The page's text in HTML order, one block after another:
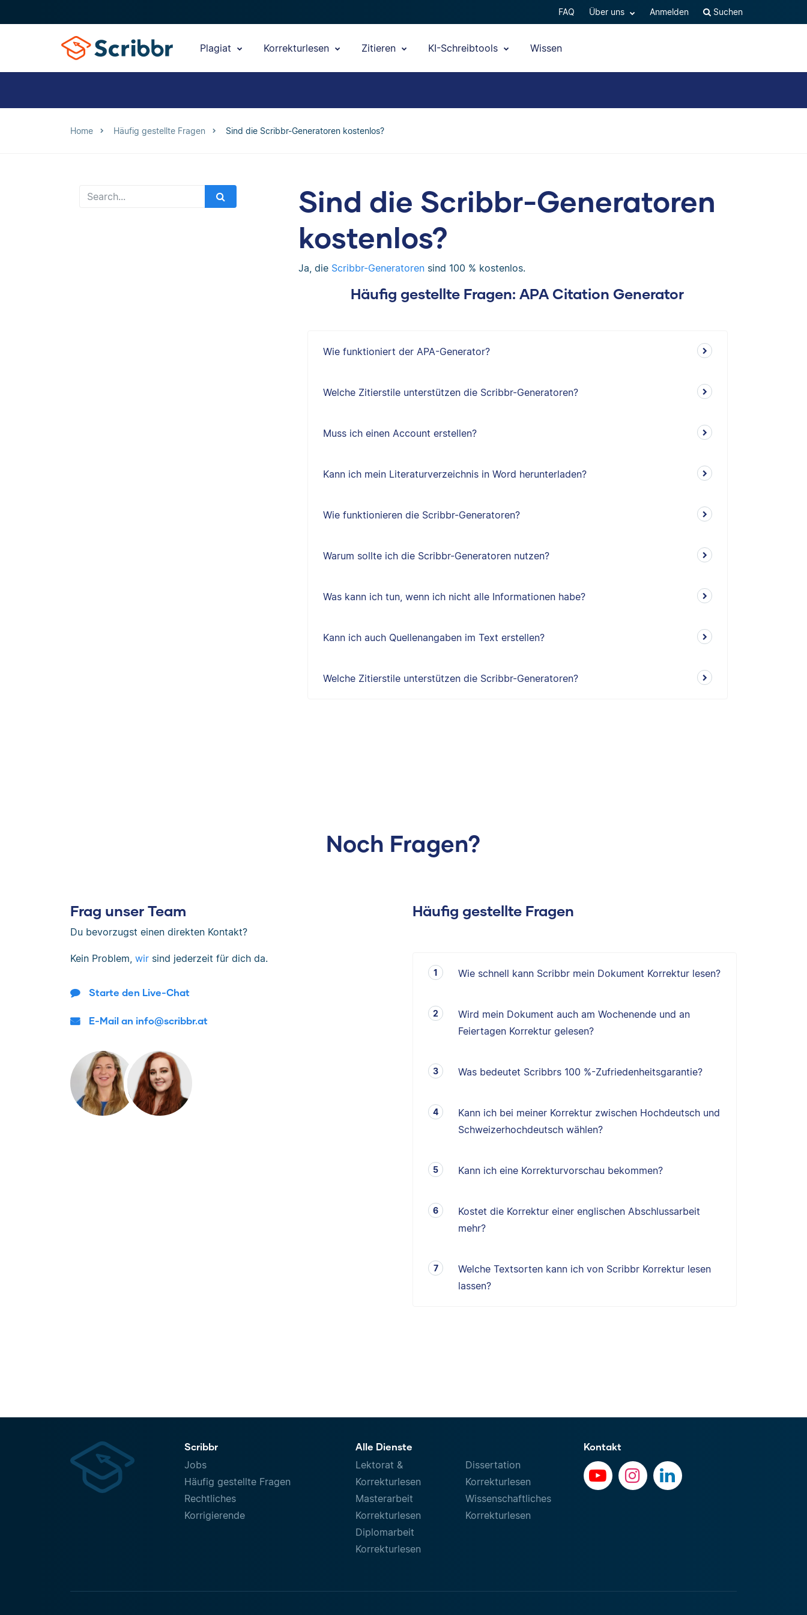
FAQ Über uns Anmelden Suchen
Plagiat Korrekturlesen Zitieren KI-Schreibtools Wissen
Home Häufig gestellte Fragen Sind die Scribbr-Generatoren kostenlos?
Sind die Scribbr-Generatoren
kostenlos?
Ja, die Scribbr-Generatorensind 100 % kostenlos.
Häufig gestellte Fragen: APA Citation Generator
Wie funktioniert der APA-Generator?
Welche Zitierstile unterstützen die Scribbr-Generatoren?
Muss ich einen Account erstellen?
Kann ich mein Literaturverzeichnis in Word herunterladen?
Wie funktionieren die Scribbr-Generatoren?
Warum sollte ich die Scribbr-Generatoren nutzen?
Was kann ich tun, wenn ich nicht alle Informationen habe?
Kann ich auch Quellenangaben im Text erstellen?
Welche Zitierstile unterstützen die Scribbr-Generatoren?
Noch Fragen?
Frag unser Team
Du bevorzugst einen direkten Kontakt?
Kein Problem, wir sind jederzeit für dich da.
Starte den Live-Chat
E-Mail an info@scribbr.at
Häufig gestellte Fragen
Wie schnell kann Scribbr mein Dokument Korrektur lesen?
Wird mein Dokument auch am Wochenende und an
Feiertagen Korrektur gelesen?
Was bedeutet Scribbrs 100 %-Zufriedenheitsgarantie?
Kann ich bei meiner Korrektur zwischen Hochdeutsch und
Schweizerhochdeutsch wählen?
Kann ich eine Korrekturvorschau bekommen?
Kostet die Korrektur einer englischen Abschlussarbeit
mehr?
Welche Textsorten kann ich von Scribbr Korrektur lesen
lassen?
Scribbr
Jobs
Häufig gestellte Fragen
Rechtliches
Korrigierende
Alle Dienste
Lektorat &
Korrekturlesen
Masterarbeit
Korrekturlesen
Diplomarbeit
Korrekturlesen
Dissertation
Korrekturlesen
Wissenschaftliches
Korrekturlesen
Kontakt